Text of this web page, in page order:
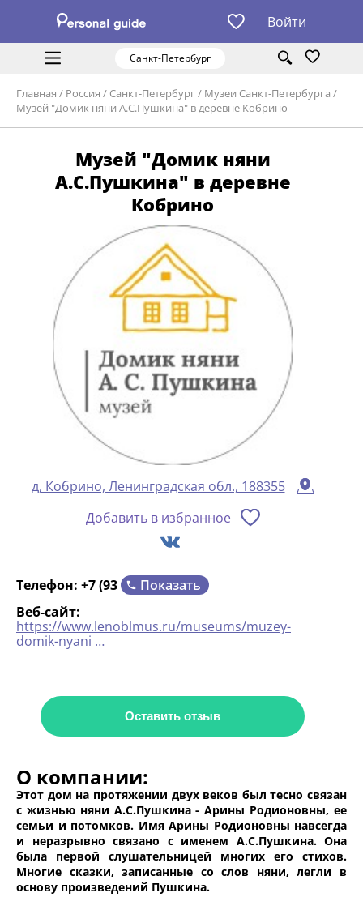
Войти
Санкт-Петербург
Главная / Россия / Санкт-Петербург/ Музеи Санкт-Петербурга /
Музей "Домик няни А.С.Пушкина" в деревне Кобрино
Музей "Домик няни
А.С.Пушкина" в деревне
Кобрино
д, Кобрино, Ленинградская обл., 188355
Добавить в избранное
Телефон: +7 (93
Показать
Веб-сайт:
https://www.lenoblmus.ru/museums/muzey-
domik-nyani …
Оставить отзыв
О компании:
Этот дом на протяжении двух веков был тесно связан
с жизнью няни А.С.Пушкина - Арины Родионовны, ее
семьи и потомков. Имя Арины Родионовны навсегда
и неразрывно связано с именем А.С.Пушкина. Она
была первой слушательницей многих его стихов.
Многие сказки, записанные со слов няни, легли в
основу произведений Пушкина.